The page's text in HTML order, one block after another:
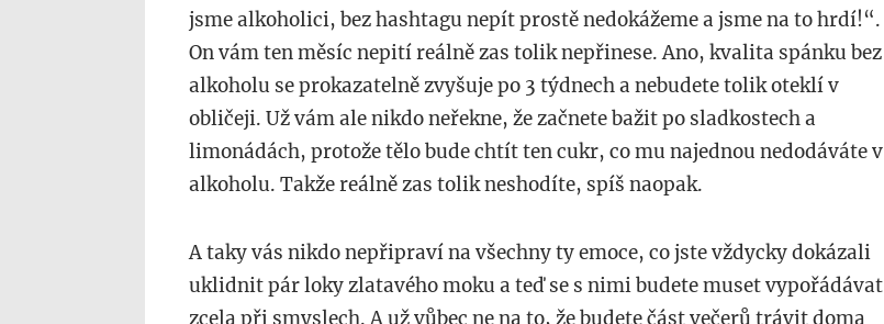
jsme alkoholici, bez hashtagu nepít prostě nedokážeme a jsme na to hrdí!“.
On vám ten měsíc nepití reálně zas tolik nepřinese. Ano, kvalita spánku bez
alkoholu se prokazatelně zvyšuje po 3 týdnech a nebudete tolik oteklí v
obličeji. Už vám ale nikdo neřekne, že začnete bažit po sladkostech a
limonádách, protože tělo bude chtít ten cukr, co mu najednou nedodáváte v
alkoholu. Takže reálně zas tolik neshodíte, spíš naopak.
A taky vás nikdo nepřipraví na všechny ty emoce, co jste vždycky dokázali
uklidnit pár loky zlatavého moku a teď se s nimi budete muset vypořádávat
zcela při smyslech. A už vůbec ne na to, že budete část večerů trávit doma